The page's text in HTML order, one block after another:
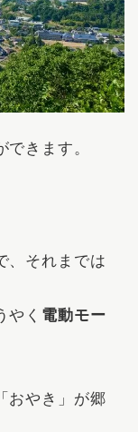
きます。
、それまでは
やく 電動モー
おやき」が郷